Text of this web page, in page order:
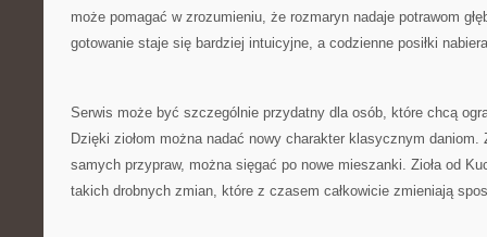
może pomagać w zrozumieniu, że rozmaryn nadaje potrawom
gotowanie staje się bardziej intuicyjne, a codzienne posiłki
Serwis może być szczególnie przydatny dla osób, które chcą
Dzięki ziołom można nadać nowy charakter klasycznym
samych przypraw, można sięgać po nowe mieszanki. Zioła od
takich drobnych zmian, które z czasem całkowicie zmieniają